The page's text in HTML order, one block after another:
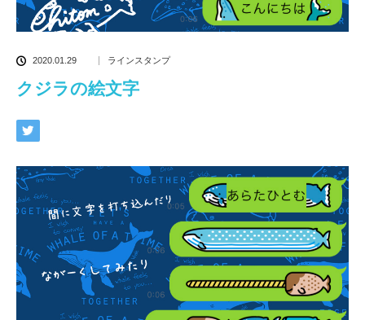
2020.01.29 ラインスタンプ
クジラの絵文字